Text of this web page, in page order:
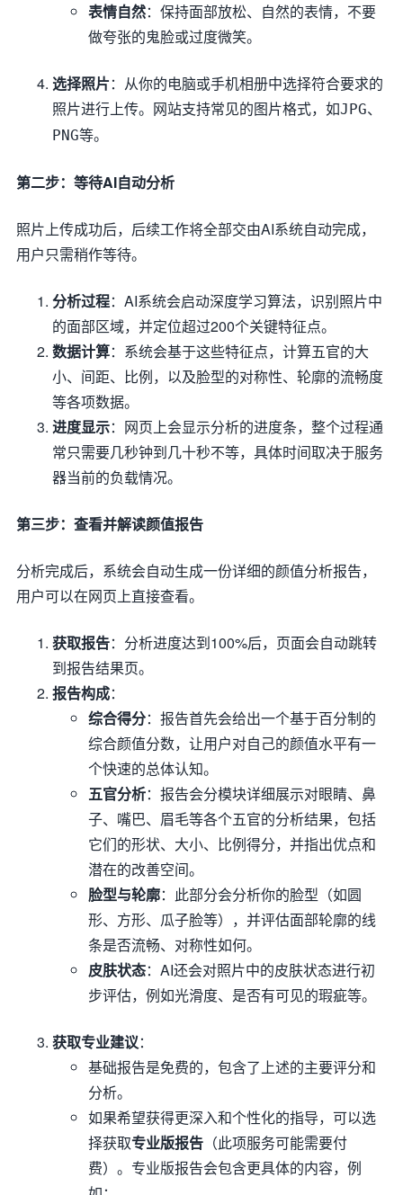
表情自然：保持面部放松、自然的表情，不要
做夸张的鬼脸或过度微笑。
选择照片：从你的电脑或手机相册中选择符合要求的
照片进行上传。网站支持常见的图片格式，如JPG、
PNG等。
第二步：等待AI自动分析
照片上传成功后，后续工作将全部交由AI系统自动完成，
用户只需稍作等待。
分析过程：AI系统会启动深度学习算法，识别照片中
的面部区域，并定位超过200个关键特征点。
数据计算：系统会基于这些特征点，计算五官的大
小、间距、比例，以及脸型的对称性、轮廓的流畅度
等各项数据。
进度显示：网页上会显示分析的进度条，整个过程通
常只需要几秒钟到几十秒不等，具体时间取决于服务
器当前的负载情况。
第三步：查看并解读颜值报告
分析完成后，系统会自动生成一份详细的颜值分析报告，
用户可以在网页上直接查看。
获取报告：分析进度达到100%后，页面会自动跳转
到报告结果页。
报告构成：
综合得分：报告首先会给出一个基于百分制的
综合颜值分数，让用户对自己的颜值水平有一
个快速的总体认知。
五官分析：报告会分模块详细展示对眼睛、鼻
子、嘴巴、眉毛等各个五官的分析结果，包括
它们的形状、大小、比例得分，并指出优点和
潜在的改善空间。
脸型与轮廓：此部分会分析你的脸型（如圆
形、方形、瓜子脸等），并评估面部轮廓的线
条是否流畅、对称性如何。
皮肤状态：AI还会对照片中的皮肤状态进行初
步评估，例如光滑度、是否有可见的瑕疵等。
获取专业建议：
基础报告是免费的，包含了上述的主要评分和
分析。
如果希望获得更深入和个性化的指导，可以选
择获取专业版报告 （此项服务可能需要付
费）。专业版报告会包含更具体的内容，例